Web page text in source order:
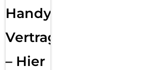
Handy
Vertragsabwicklung
– Hier